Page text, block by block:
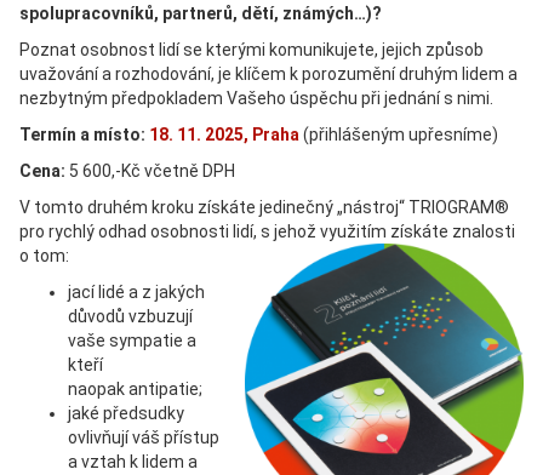
spolupracovníků, partnerů, dětí, známých…)?
Poznat osobnost lidí se kterými komunikujete, jejich způsob
uvažování a rozhodování, je klíčem k porozumění druhým lidem a
nezbytným předpokladem Vašeho úspěchu při jednání s nimi.
Termín a místo: 18. 11. 2025, Praha (přihlášeným upřesníme)
Cena: 5 600,-Kč včetně DPH
V tomto druhém kroku získáte jedinečný „nástroj“ TRIOGRAM®
pro rychlý odhad osobnosti lidí, s jehož využitím získáte znalosti
o tom:
jací lidé a z jakých
důvodů vzbuzují
vaše sympatie a
kteří
naopak antipatie;
jaké předsudky
ovlivňují váš přístup
a vztah k lidem a